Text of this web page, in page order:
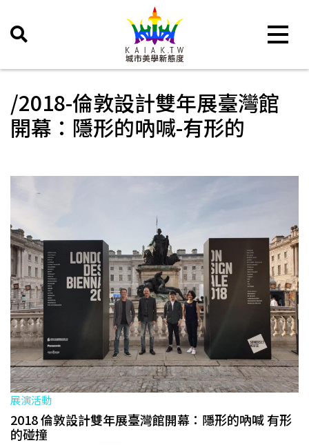
Toggle
/2018-倫敦設計雙年展臺灣館
開幕：隱形的吶喊-有形的
展演活動
2018 倫敦設計雙年展臺灣館開幕：隱形的吶喊 有形
的碰撞